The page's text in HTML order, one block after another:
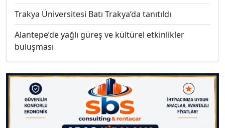
Trakya Üniversitesi Batı Trakya’da tanıtıldı
Alantepe’de yağlı güreş ve kültürel etkinlikler
buluşması